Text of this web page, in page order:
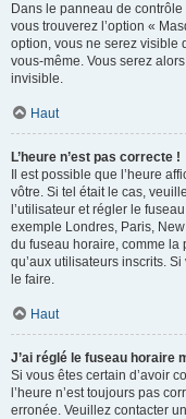
Dans le panneau de
vous trouverez l’option «
option, vous ne serez visible
vous-même. Vous serez
invisible.
Haut
L’heure n’est pas correcte !
Il est possible que l’heure
vôtre. Si tel était le cas,
l’utilisateur et régler le
exemple Londres, Paris,
du fuseau horaire, comme la
qu’aux utilisateurs inscrits. Si
le faire.
Haut
J’ai réglé le fuseau horaire
Si vous êtes certain d’avoir
l’heure n’est toujours pas
erronée. Veuillez contacter